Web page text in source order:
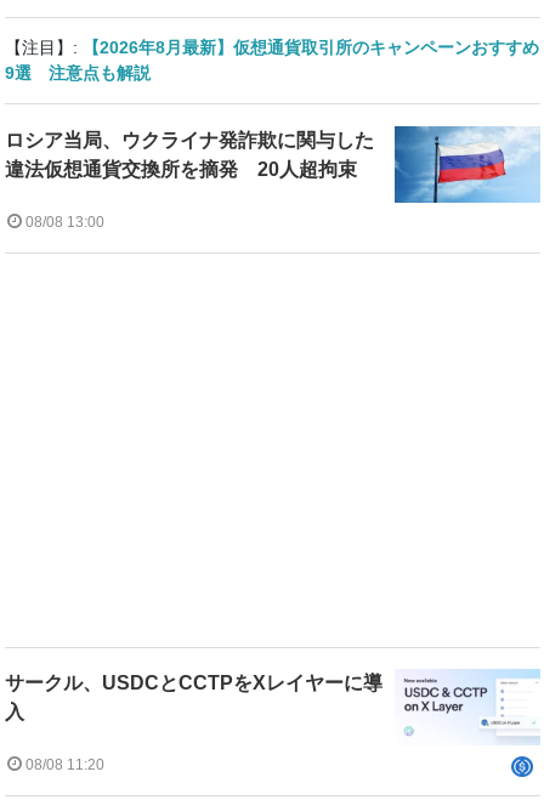
【注目】:
【2026年8月最新】仮想通貨取引所のキャンペーンおすすめ
9選 注意点も解説
ロシア当局、ウクライナ発詐欺に関与した
違法仮想通貨交換所を摘発 20人超拘束
08/08 13:00
サークル、USDCとCCTPをXレイヤーに導
入
08/08 11:20